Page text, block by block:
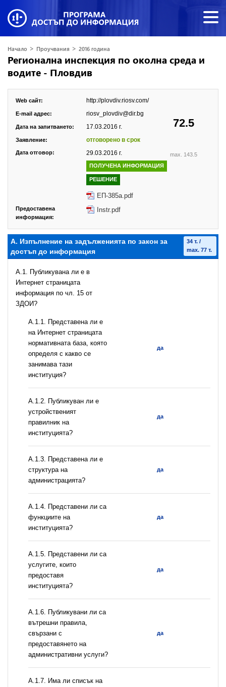
Начало > Проучвания > 2016 година
Регионална инспекция по околна среда и
водите - Пловдив
72.5
max. 143.5
Web сайт: http://plovdiv.riosv.com/
E-mail адрес: riosv_plovdiv@dir.bg
Дата на запитването: 17.03.2016 г.
Заявление: отговорено в срок
Дата отговор: 29.03.2016 г.
ПОЛУЧЕНА ИНФОРМАЦИЯ
РЕШЕНИЕ
ЕП-385a.pdf
Предоставена
информация:
Instr.pdf
А. Изпълнение на задълженията по закон за
достъп до информация
34 т. /
max. 77 т.
A.1. Публикувана ли е в
Интернет страницата
информация по чл. 15 от
ЗДОИ?
A.1.1. Представена ли е
на Интернет страницата
нормативната база, която
определя с какво се
занимава тази
институция?
да
A.1.2. Публикуван ли е
устройственият
правилник на
институцията?
да
A.1.3. Представена ли е
структура на
администрацията?
да
А.1.4. Представени ли са
функциите на
институцията?
да
А.1.5. Представени ли са
услугите, които
предоставя
институцията?
да
А.1.6. Публикувани ли са
вътрешни правила,
свързани с
предоставянето на
административни услуги?
да
А.1.7. Има ли списък на